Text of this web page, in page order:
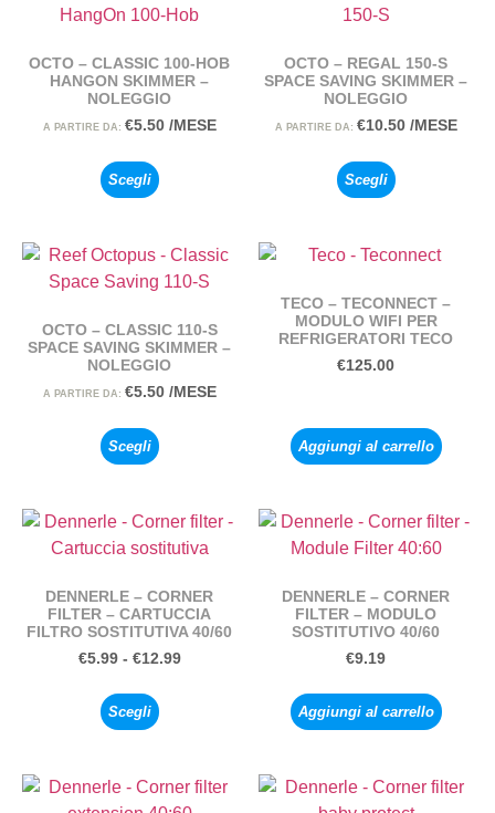
OCTO – CLASSIC 100-HOB
HANGON SKIMMER –
NOLEGGIO
A PARTIRE DA: €5.50 /MESE
Scegli
OCTO – REGAL 150-S
SPACE SAVING SKIMMER –
NOLEGGIO
A PARTIRE DA: €10.50 /MESE
Scegli
OCTO – CLASSIC 110-S
SPACE SAVING SKIMMER –
NOLEGGIO
A PARTIRE DA: €5.50 /MESE
Scegli
TECO – TECONNECT –
MODULO WIFI PER
REFRIGERATORI TECO
€125.00
Aggiungi al carrello
DENNERLE – CORNER
FILTER – CARTUCCIA
FILTRO SOSTITUTIVA 40/60
€5.99 - €12.99
Scegli
DENNERLE – CORNER
FILTER – MODULO
SOSTITUTIVO 40/60
€9.19
Aggiungi al carrello